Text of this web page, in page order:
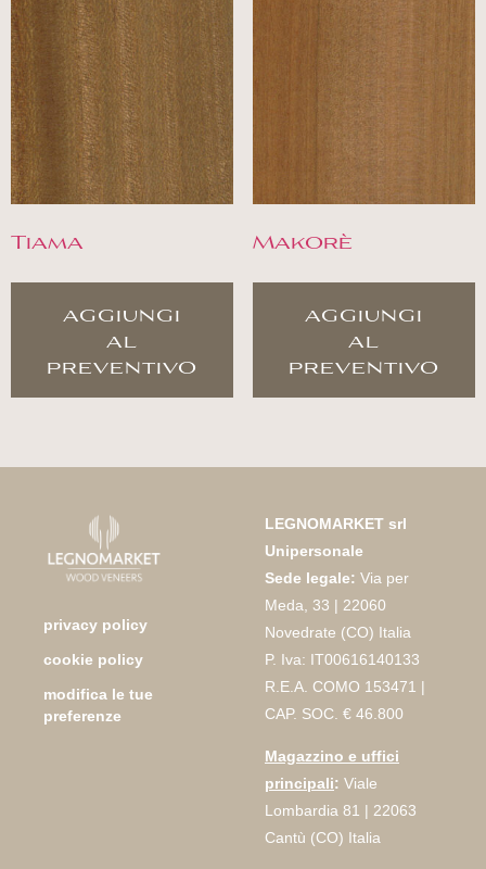
Tiama
aggiungi
al
preventivo
Makorè
aggiungi
al
preventivo
privacy policy
cookie policy
modifica le tue
preferenze
LEGNOMARKET srl
Unipersonale
Sede legale: Via per
Meda, 33 | 22060
Novedrate (CO) Italia
P. Iva: IT00616140133
R.E.A. COMO 153471 |
CAP. SOC. € 46.800
Magazzino e uffici
principali: Viale
Lombardia 81 | 22063
Cantù (CO) Italia